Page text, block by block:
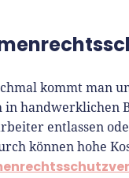
kommt man
in handwerklichen
entlassen
können hohe